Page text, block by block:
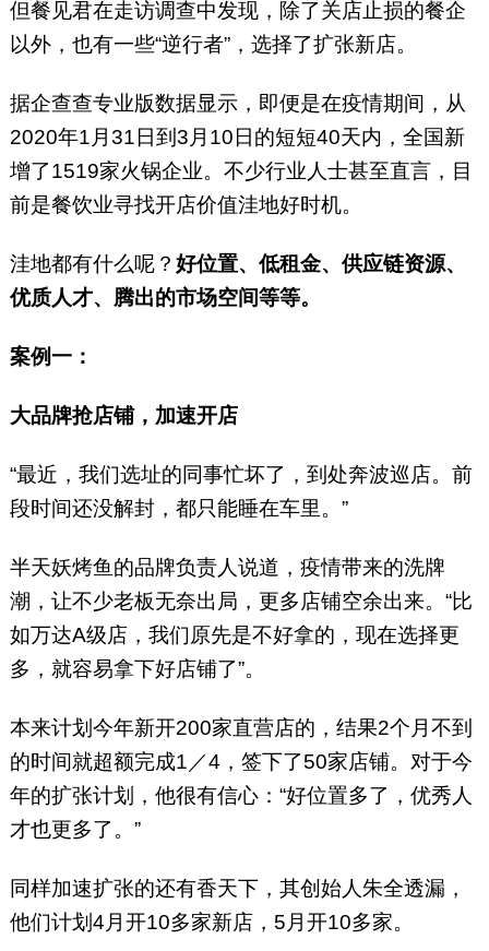
但餐见君在走访调查中发现，除了关店止损的餐企
以外，也有一些“逆行者”，选择了扩张新店。
据企查查专业版数据显示，即便是在疫情期间，从
2020年1月31日到3月10日的短短40天内，全国新
增了1519家火锅企业。不少行业人士甚至直言，目
前是餐饮业寻找开店价值洼地好时机。
洼地都有什么呢？ 好位置、低租金、供应链资源、
优质人才、腾出的市场空间等等。
案例一：
大品牌抢店铺，加速开店
“最近，我们选址的同事忙坏了，到处奔波巡店。前
段时间还没解封，都只能睡在车里。”
半天妖烤鱼的品牌负责人说道，疫情带来的洗牌
潮，让不少老板无奈出局，更多店铺空余出来。“比
如万达A级店，我们原先是不好拿的，现在选择更
多，就容易拿下好店铺了”。
本来计划今年新开200家直营店的，结果2个月不到
的时间就超额完成1／4，签下了50家店铺。对于今
年的扩张计划，他很有信心：“好位置多了，优秀人
才也更多了。”
同样加速扩张的还有香天下，其创始人朱全透漏，
他们计划4月开10多家新店，5月开10多家。